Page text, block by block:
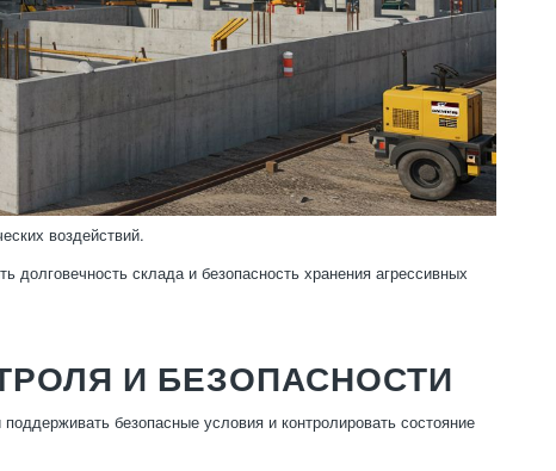
воздействий.
склада и безопасность хранения агрессивных
И БЕЗОПАСНОСТИ
безопасные условия и контролировать состояние